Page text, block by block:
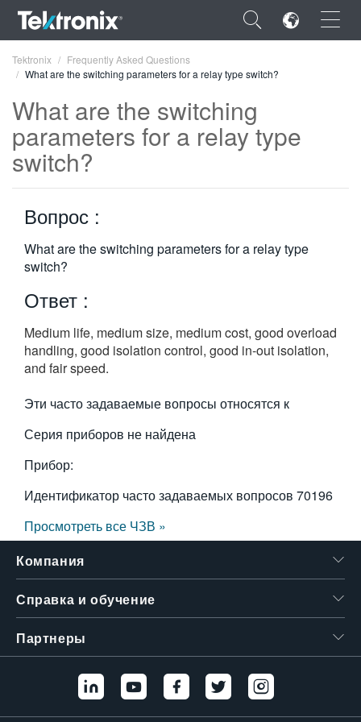
×
ENGLISH
FRANÇAIS
DEUTSCH
VIỆT NAM
한국어
繁體中文
Tektronix
Frequently Asked Questions
What are the switching parameters for a relay type switch?
What are the switching
parameters for a relay type
switch?
Вопрос :
What are the switching parameters for a relay type
switch?
Ответ :
Medium life, medium size, medium cost, good overload
handling, good isolation control, good in-out isolation,
and fair speed.
Эти часто задаваемые вопросы относятся к
Серия приборов не найдена
Прибор:
Идентификатор часто задаваемых вопросов 70196
Просмотреть все ЧЗВ »
Компания
Справка и обучение
Партнеры